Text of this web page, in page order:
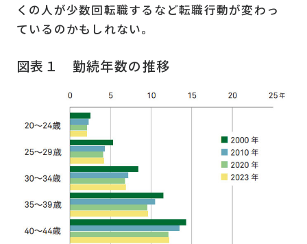
くの人が少数回転職するなど転職行動が変わっ
ているのかもしれない。
図表１ 勤続年数の推移